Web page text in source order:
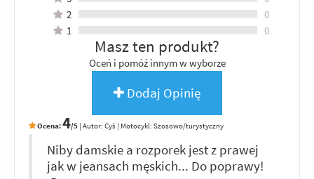
2
0
1
0
Masz ten produkt?
Oceń i pomóż innym w wyborze
Dodaj Opinię
Ocena:4/5 | Autor: Cyś | Motocykl: Szosowo/turystyczny
Niby damskie a rozporek jest z prawej
jak w jeansach męskich... Do poprawy!